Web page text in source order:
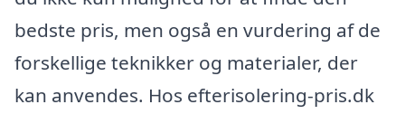
bedste pris, men også en vurdering af de
forskellige teknikker og materialer, der
kan anvendes. Hos efterisolering-pris.dk